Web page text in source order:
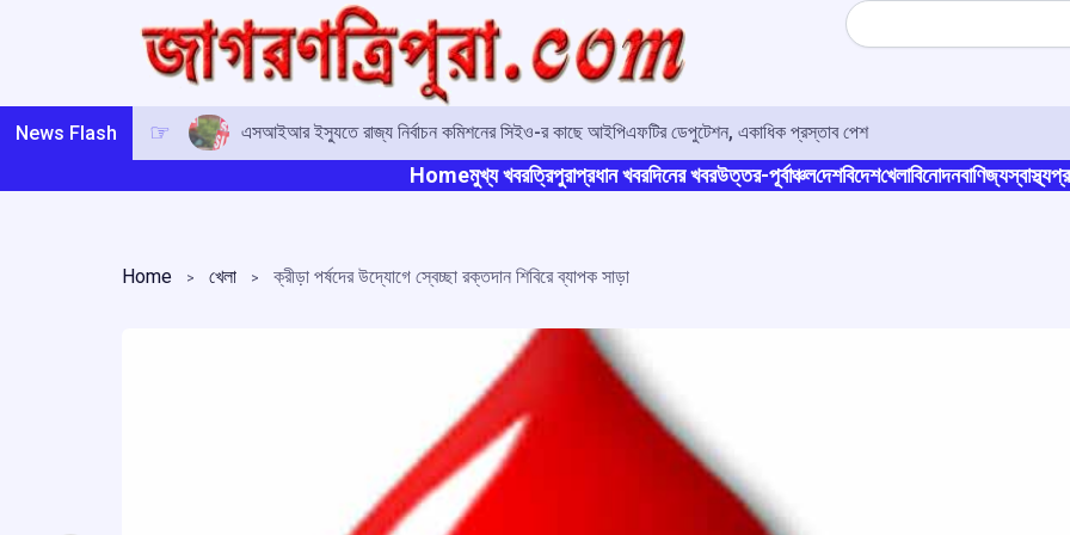
Search
News Flash এসআইআর ইস্যুতে রাজ্য নির্বাচন কমিশনের সিইও-র কাছে আইপিএফটির ডেপুটেশন, একাধিক প্রস্তাব পেশ
Homeমুখ্য খবরত্রিপুরাপ্রধান খবরদিনের খবরউত্তর-পূর্বাঞ্চলদেশবিদেশখেলাবিনোদনবাণিজ্যস্বাস্থ্য
Home খেলা ক্রীড়া পর্ষদের উদ্যোগে স্বেচ্ছা রক্তদান শিবিরে ব্যাপক সাড়া